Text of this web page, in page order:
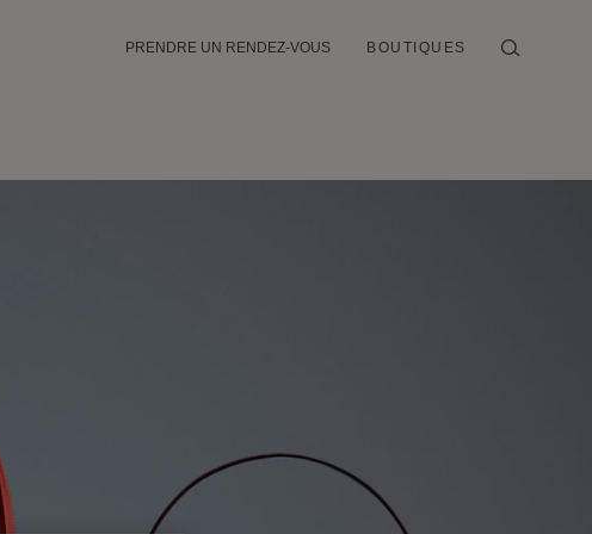
PRENDRE UN RENDEZ-VOUS BOUTIQUES